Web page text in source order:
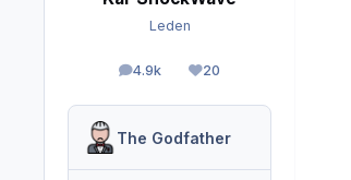
Leden
4.9k
berichten 20
Reputation
The Godfather